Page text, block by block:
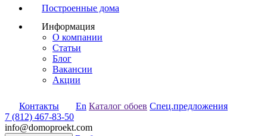
Построенные дома
Информация
О компании
Статьи
Блог
Вакансии
Акции
Контакты En Каталог обоев Спец.предложения
7 (812) 467-83-50
info@domoproekt.com